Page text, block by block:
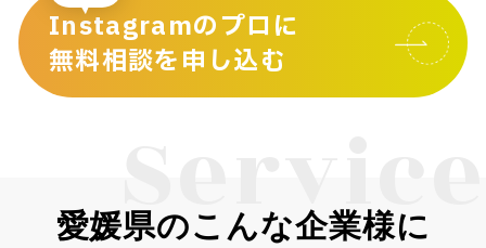
Instagramのプロに
無料相談を申し込む
Service
愛媛県のこんな企業様に